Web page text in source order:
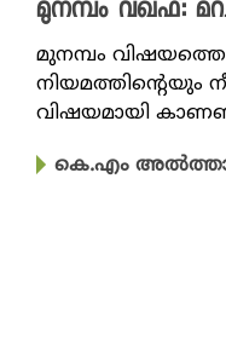
മുനമ്പം വഖഫ്:
മുനമ്പം
നിയമത്തിന്റെയും
വിഷയമായി
കെ.എം